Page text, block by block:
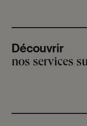
Découvrir
nos services